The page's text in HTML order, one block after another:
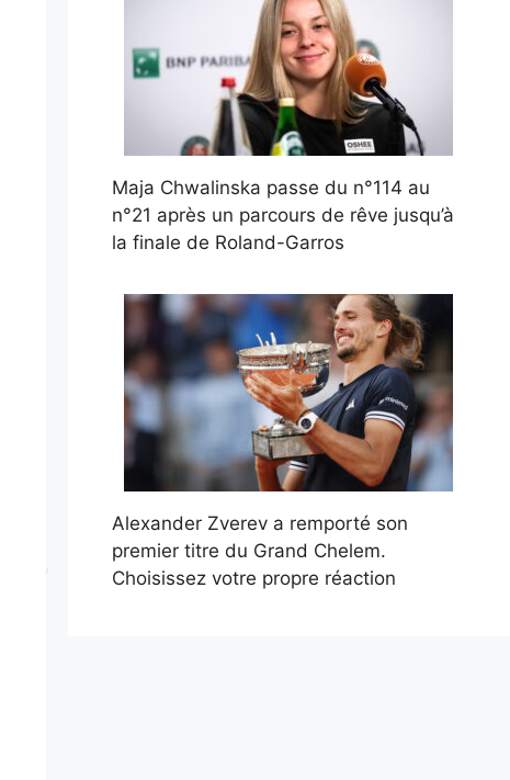
Maja Chwalinska passe du n°114 au
n°21 après un parcours de rêve jusqu’à
la finale de Roland-Garros
Alexander Zverev a remporté son
premier titre du Grand Chelem.
Choisissez votre propre réaction